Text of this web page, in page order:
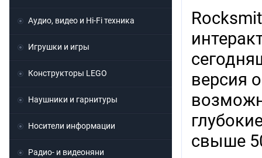
версия
свыше
Аудио, видео и Hi-Fi техника
Игрушки и игры
Конструкторы LEGO
Наушники и гарнитуры
Носители информации
Радио- и видеоняни